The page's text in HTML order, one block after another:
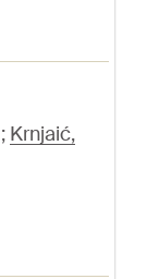
; Krnjaić,